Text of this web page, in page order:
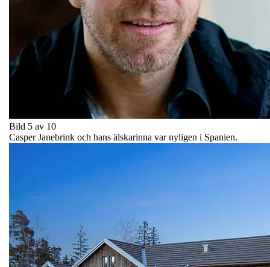
Bild 5 av 10
Casper Janebrink och hans älskarinna var nyligen i Spanien.